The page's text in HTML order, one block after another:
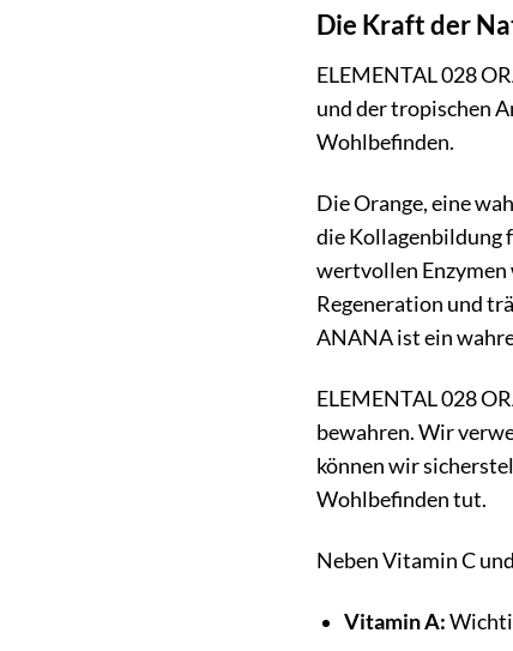
Die Kraft der
ELEMENTAL 028
und der tropischen
Wohlbefinden.
Die Orange, eine
die Kollagenbildung
wertvollen
Regeneration und
ANANA ist ein
ELEMENTAL 028
bewahren. Wir
können wir
Wohlbefinden tut.
Neben Vitamin C
Vitamin A: